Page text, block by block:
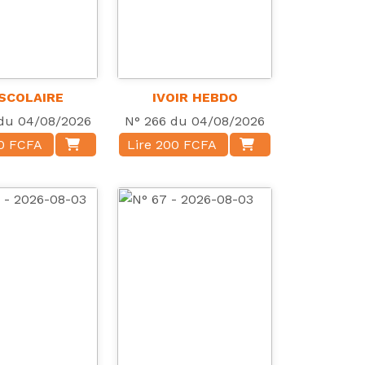
04/08/2026
FCFA
IVOIR HEBDO
N° 266 du 04/08/2026
Lire 200 FCFA